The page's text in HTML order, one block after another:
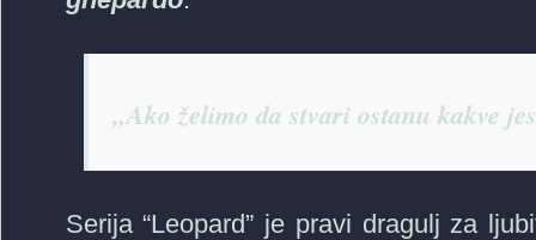
„Ako želimo da stvari ostanu kakve
Serija “Leopard” je pravi dragulj za